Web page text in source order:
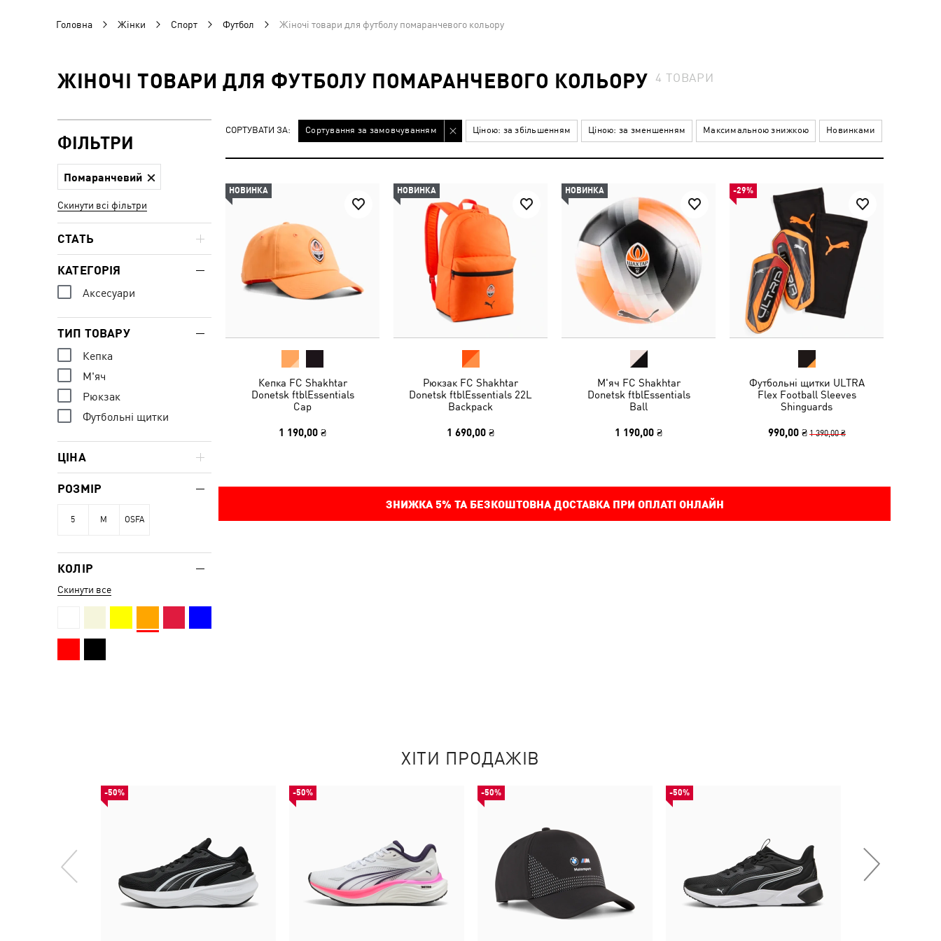
Головна Жінки Спорт Футбол Жіночі товари для футболу помаранчевого кольору
ЖІНОЧІ ТОВАРИ ДЛЯ ФУТБОЛУ ПОМАРАНЧЕВОГО КОЛЬОРУ 4 ТОВАРИ
СОРТУВАТИ ЗА: Сортування за замовчуванням Ціною: за збільшенням Ціною: за зменшенням Максимальною знижкою Новинками
НОВИНКА
Кепка FC Shakhtar
Donetsk ftblEssentials
Cap
1 190,00 ₴
НОВИНКА
Рюкзак FC Shakhtar
Donetsk ftblEssentials 22L
Backpack
1 690,00 ₴
НОВИНКА
М'яч FC Shakhtar
Donetsk ftblEssentials
Ball
1 190,00 ₴
-29%
Футбольні щитки ULTRA
Flex Football Sleeves
Shinguards
990,00 ₴ 1 390,00 ₴
ЗНИЖКА 5% ТА БЕЗКОШТОВНА ДОСТАВКА ПРИ ОПЛАТІ ОНЛАЙН
ФІЛЬТРИ
Помаранчевий
Скинути всі фільтри
СТАТЬ
КАТЕГОРІЯ
Аксесуари
ТИП ТОВАРУ
Кепка
М'яч
Рюкзак
Футбольні щитки
ЦІНА
РОЗМІР
5 M OSFA
КОЛІР
Скинути все
ХІТИ ПРОДАЖІВ
-50% -50% -50% -50%